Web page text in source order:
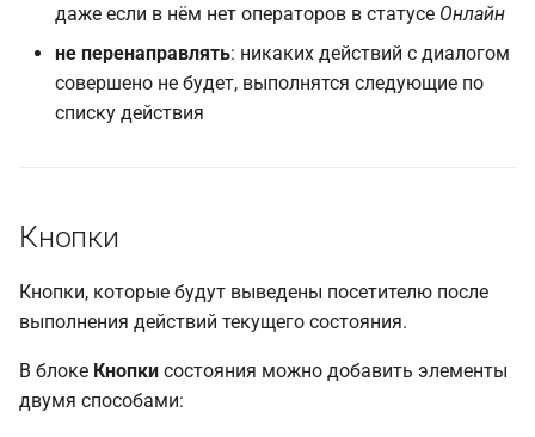
даже если в нём нет операторов в статусе Онлайн
не перенаправлять: никаких действий с диалогом
совершено не будет, выполнятся следующие по
списку действия
Кнопки
Кнопки, которые будут выведены посетителю после
выполнения действий текущего состояния.
В блоке Кнопки состояния можно добавить элементы
двумя способами: